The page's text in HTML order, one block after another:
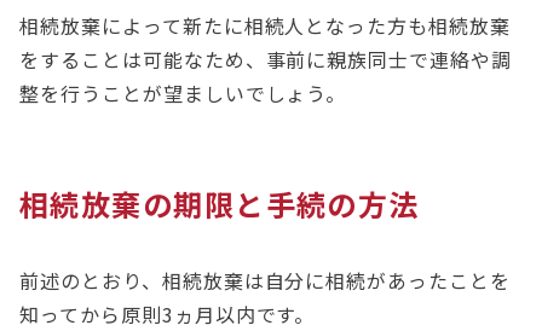
相続放棄によって新たに相続人となった方も相続放棄
をすることは可能なため、事前に親族同士で連絡や調
整を行うことが望ましいでしょう。
相続放棄の期限と手続の方法
前述のとおり、相続放棄は自分に相続があったことを
知ってから原則3ヵ月以内です。